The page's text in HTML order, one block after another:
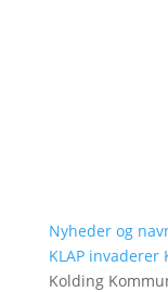
Nyheder og
KLAP invaderer
Kolding